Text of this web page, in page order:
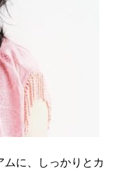
ムに、しっかりとカ